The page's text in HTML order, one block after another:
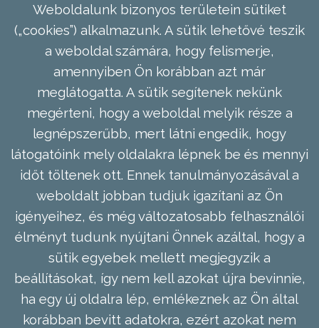
Weboldalunk bizonyos területein sütiket
(„cookies”) alkalmazunk. A sütik lehetővé teszik
a weboldal számára, hogy felismerje,
amennyiben Ön korábban azt már
meglátogatta. A sütik segítenek nekünk
megérteni, hogy a weboldal melyik része a
legnépszerűbb, mert látni engedik, hogy
látogatóink mely oldalakra lépnek be és mennyi
időt töltenek ott. Ennek tanulmányozásával a
weboldalt jobban tudjuk igazítani az Ön
igényeihez, és még változatosabb felhasználói
élményt tudunk nyújtani Önnek azáltal, hogy a
sütik egyebek mellett megjegyzik a
beállításokat, így nem kell azokat újra bevinnie,
ha egy új oldalra lép, emlékeznek az Ön által
korábban bevitt adatokra, ezért azokat nem